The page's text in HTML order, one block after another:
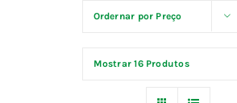
Representantes
Materiais
Ordernar por Preço
Mostrar16 Produtos